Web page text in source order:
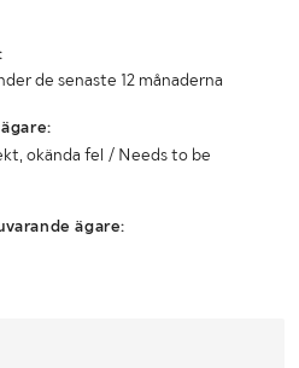
de senaste 12 månaderna
okända fel / Needs to be
ägare: